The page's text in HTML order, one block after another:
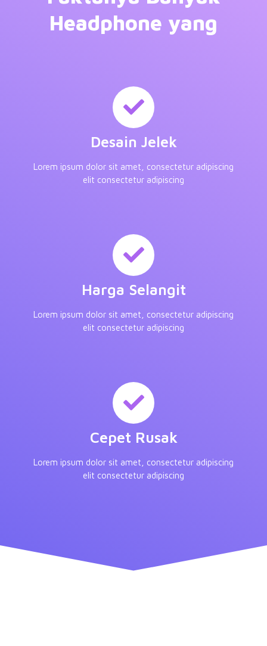
Headphone yang
Desain Jelek
Lorem ipsum dolor sit amet, consectetur adipiscing
elit consectetur adipiscing
Harga Selangit
Lorem ipsum dolor sit amet, consectetur adipiscing
elit consectetur adipiscing
Cepet Rusak
Lorem ipsum dolor sit amet, consectetur adipiscing
elit consectetur adipiscing